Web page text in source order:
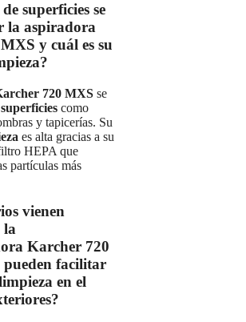
superficies se
la aspiradora
y cuál es su
720 MXS se
superficies como
y tapicerías. Su
es alta gracias a su
HEPA que
partículas más
vienen
la
Karcher 720
facilitar
en el